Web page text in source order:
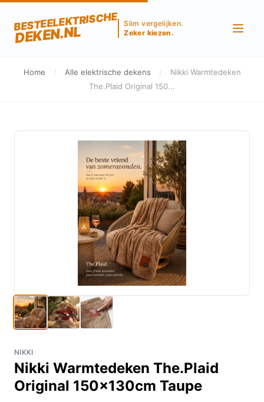
BESTEELEKTRISCHE
DEKEN.NL
Slim vergelijken.
Zeker kiezen.
Home / Alle elektrische dekens /
Nikki Warmtedeken
The.Plaid Original 150...
NIKKI
Nikki Warmtedeken The.Plaid
Original 150x130cm Taupe